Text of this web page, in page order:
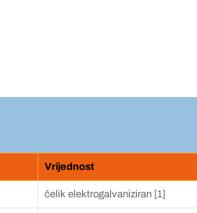
Vrijednost
čelik elektrogalvaniziran [1]